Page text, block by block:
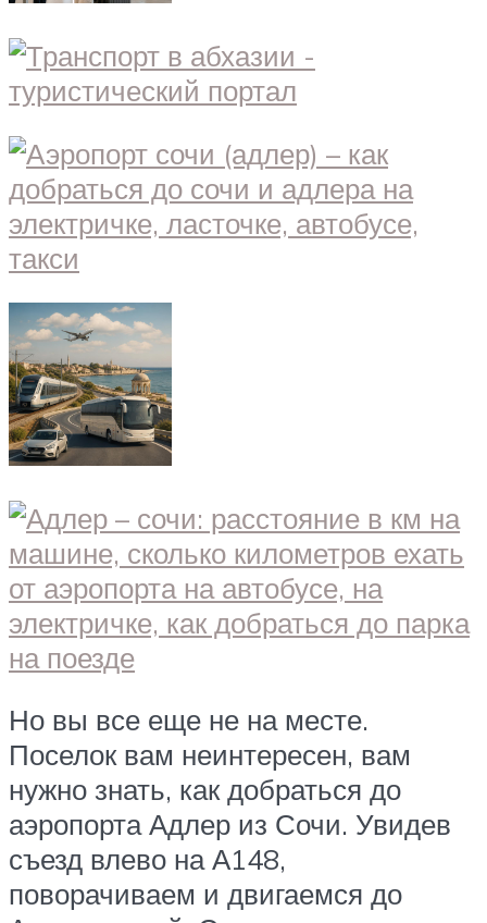
Но вы все еще не на месте.
Поселок вам неинтересен, вам
нужно знать, как добраться до
аэропорта Адлер из Сочи. Увидев
съезд влево на А148,
поворачиваем и двигаемся до